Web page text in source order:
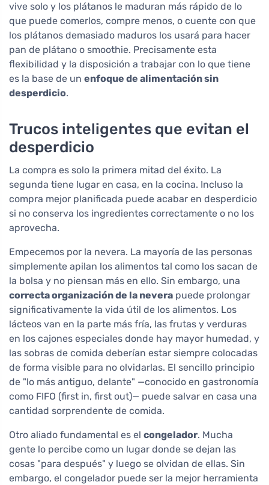
vive solo y los plátanos le maduran más rápido de lo
que puede comerlos, compre menos, o cuente con que
los plátanos demasiado maduros los usará para hacer
pan de plátano o smoothie. Precisamente esta
flexibilidad y la disposición a trabajar con lo que tiene
es la base de un enfoque de alimentación sin
desperdicio.
Trucos inteligentes que evitan el
desperdicio
La compra es solo la primera mitad del éxito. La
segunda tiene lugar en casa, en la cocina. Incluso la
compra mejor planificada puede acabar en desperdicio
si no conserva los ingredientes correctamente o no los
aprovecha.
Empecemos por la nevera. La mayoría de las personas
simplemente apilan los alimentos tal como los sacan de
la bolsa y no piensan más en ello. Sin embargo, una
correcta organización de la nevera puede prolongar
significativamente la vida útil de los alimentos. Los
lácteos van en la parte más fría, las frutas y verduras
en los cajones especiales donde hay mayor humedad, y
las sobras de comida deberían estar siempre colocadas
de forma visible para no olvidarlas. El sencillo principio
de "lo más antiguo, delante" —conocido en gastronomía
como FIFO (first in, first out)— puede salvar en casa una
cantidad sorprendente de comida.
Otro aliado fundamental es el congelador. Mucha
gente lo percibe como un lugar donde se dejan las
cosas "para después" y luego se olvidan de ellas. Sin
embargo, el congelador puede ser la mejor herramienta